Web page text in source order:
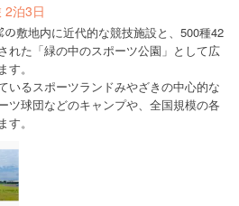
2泊3日
の敷地内に近代的な競技施設と、500種42
れた「緑の中のスポーツ公園」として広
。
いるスポーツランドみやざきの中心的な
ツ球団などのキャンプや、全国規模の各
。